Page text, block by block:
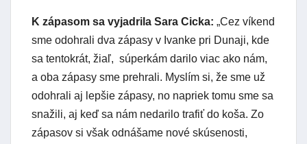
K zápasom sa vyjadrila Sara Cicka: „Cez víkend
sme odohrali dva zápasy v Ivanke pri Dunaji, kde
sa tentokrát, žiaľ, súperkám darilo viac ako nám,
a oba zápasy sme prehrali. Myslím si, že sme už
odohrali aj lepšie zápasy, no napriek tomu sme sa
snažili, aj keď sa nám nedarilo trafiť do koša. Zo
zápasov si však odnášame nové skúsenosti,